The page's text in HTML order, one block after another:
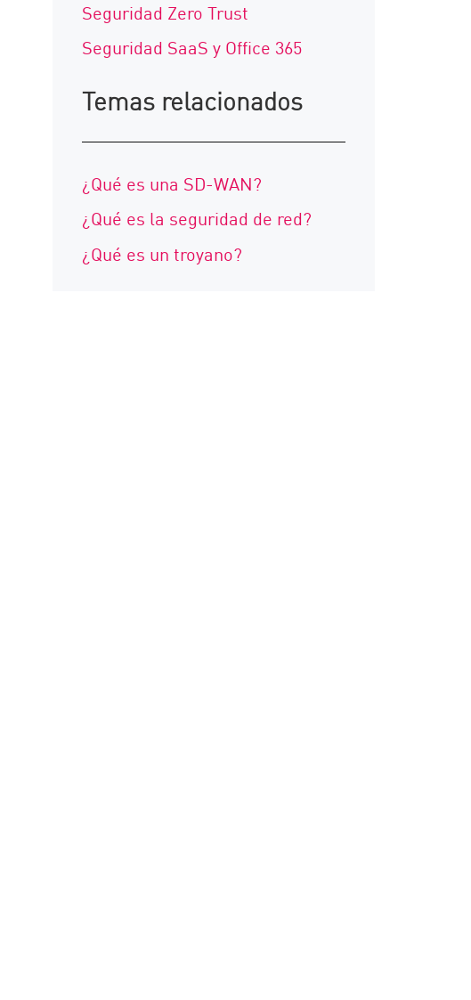
Seguridad Zero Trust
Seguridad SaaS y Office 365
Temas relacionados
¿Qué es una SD-WAN?
¿Qué es la seguridad de red?
¿Qué es un troyano?